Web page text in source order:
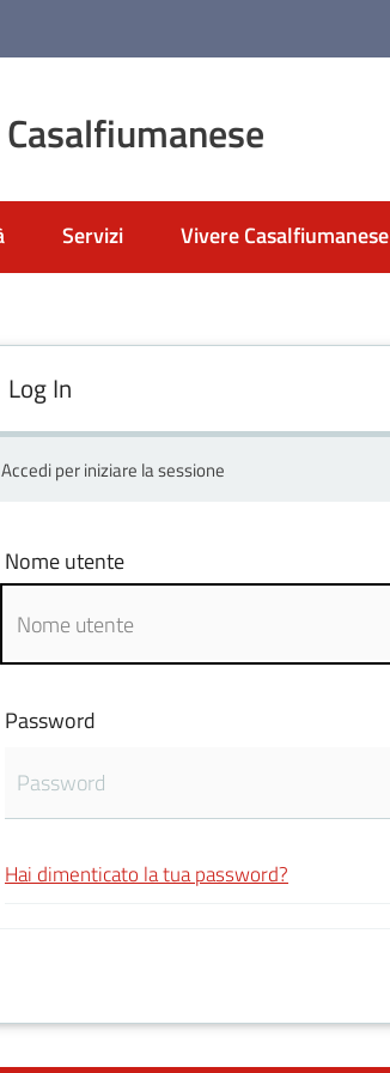
Servizi Vivere Casalfiumanese
Log In
Accedi per iniziare la sessione
Nome utente
Password
Hai dimenticato la tua password?